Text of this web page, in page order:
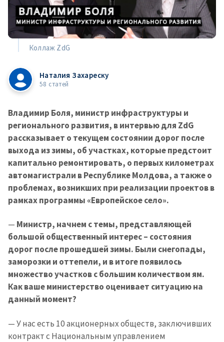
Коллаж ZdG
Наталия Захареску
58 статей
Владимир Боля, министр инфраструктуры и
регионального развития, в интервью для ZdG
рассказывает о текущем состоянии дорог после
выхода из зимы, об участках, которые предстоит
капитально ремонтировать, о первых километрах
автомагистрали в Республике Молдова, а также о
проблемах, возникших при реализации проектов в
рамках программы «Европейское село».
— Министр, начнем с темы, представляющей
большой общественный интерес – состояния
дорог после прошедшей зимы. Были снегопады,
заморозки и оттепели, и в итоге появилось
множество участков с большим количеством ям.
Как ваше министерство оценивает ситуацию на
данный момент?
— У нас есть 10 акционерных обществ, заключивших
контракт с Национальным управлением